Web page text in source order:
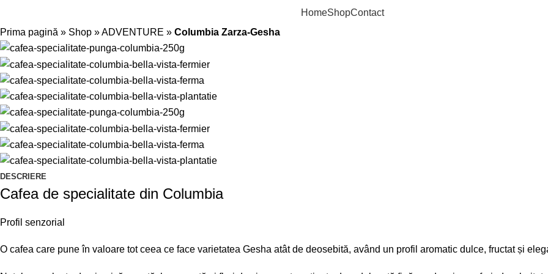
HomeShopContact
Prima pagină » Shop »ADVENTURE » Columbia Zarza-Gesha
DESCRIERE
Cafea de specialitate din Columbia
Profil senzorial
O cafea care pune în valoare tot ceea ce face varietatea Gesha atât de deosebită, având un profil aromatic dulce, fructat și